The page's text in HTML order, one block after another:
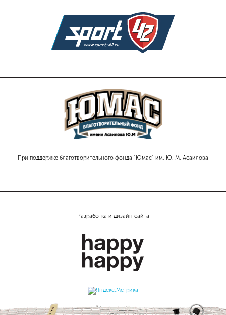
При поддержке благотворительного фонда "Юмас" им. Ю. М. Асаилова
Разработка и дизайн сайта